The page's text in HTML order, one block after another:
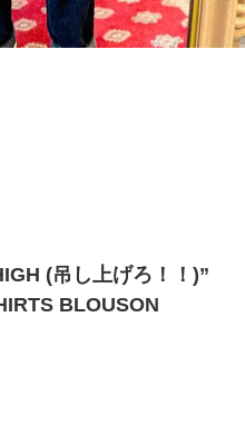
(吊し上げろ！！)”
BLOUSON